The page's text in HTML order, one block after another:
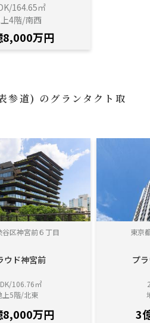
164.65㎡
4階/南西
8,000万円
参道) のグランタクト取
谷区神宮前６丁目
ウド神宮前
106.76㎡
上5階/北東
8,000万円
東京
プ
3